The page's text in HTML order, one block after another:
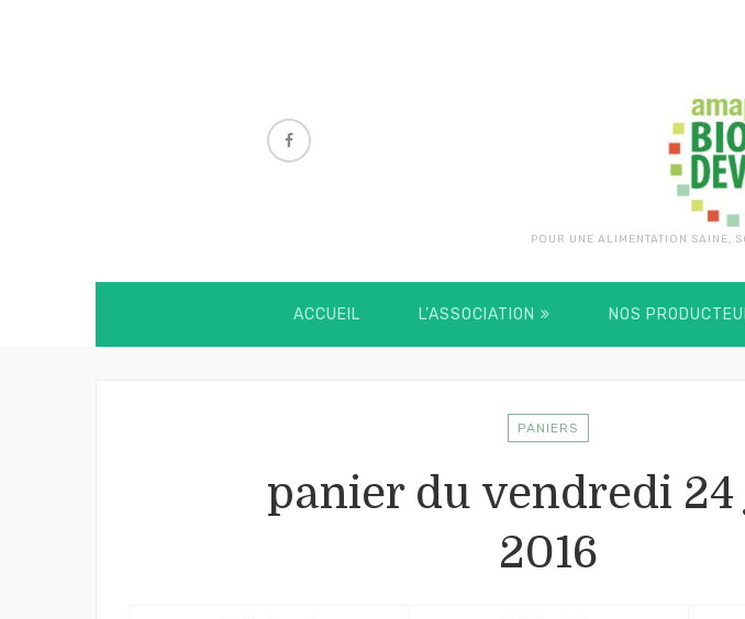
POUR UNE ALIMENTATION SAINE,
ACCUEIL L’ASSOCIATION NOS
PANIERS
panier du vendredi
2016